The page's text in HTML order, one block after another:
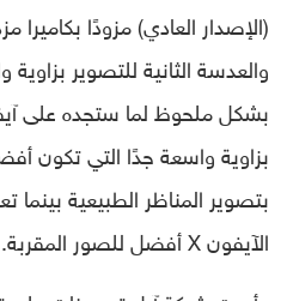
(الإصدار العادي) مزودًا
والعدسة الثانية للتصوير
بزاوية واسعة جدًا التي تكون
بتصوير المناظر الطبيعية بينما
الآيفون X أفضل للصور المقربة.